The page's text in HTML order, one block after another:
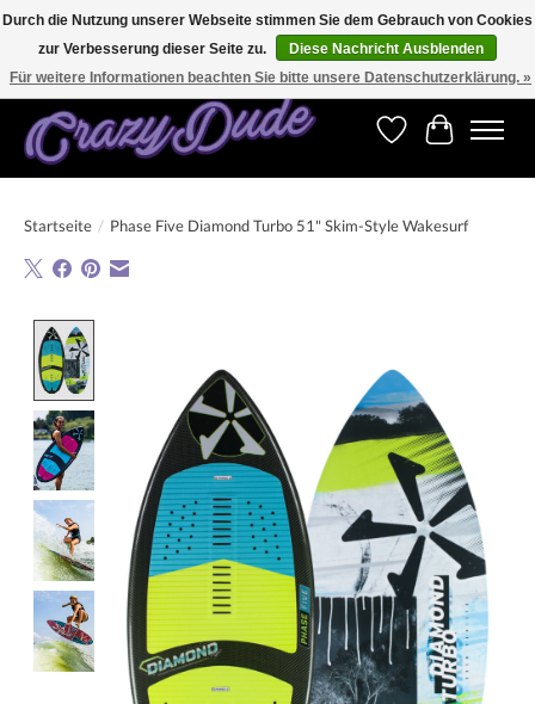
Versandkostenfrei bestellen ab CHF 200.00 in der Schweiz und ab EUR 250.00 in den
meisten Ländern weltweit.
Wunschzettel
Ihr
Startseite / Phase Five Diamond Turbo 51" Skim-Style Wakesurf
Durch die Nutzung unserer Webseite stimmen Sie dem Gebrauch von Cookies
zur Verbesserung dieser Seite zu.
Diese Nachricht Ausblenden
Für weitere Informationen beachten Sie bitte unsere Datenschutzerklärung. »